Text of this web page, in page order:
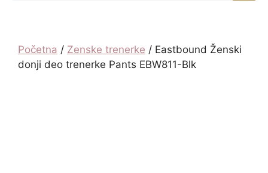
Početna / Zenske trenerke / Eastbound Ženski
donji deo trenerke Pants EBW811-Blk